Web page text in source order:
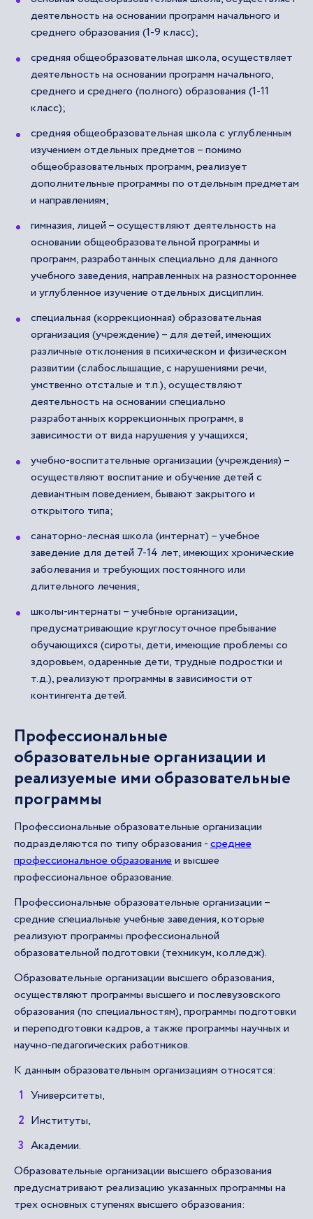
деятельность на основании программ начального и
среднего образования (1-9 класс);
средняя общеобразовательная школа, осуществляет
деятельность на основании программ начального,
среднего и среднего (полного) образования (1-11
класс);
средняя общеобразовательная школа с углубленным
изучением отдельных предметов – помимо
общеобразовательных программ, реализует
дополнительные программы по отдельным предметам
и направлениям;
гимназия, лицей – осуществляют деятельность на
основании общеобразовательной программы и
программ, разработанных специально для данного
учебного заведения, направленных на разностороннее
и углубленное изучение отдельных дисциплин.
специальная (коррекционная) образовательная
организация (учреждение) – для детей, имеющих
различные отклонения в психическом и физическом
развитии (слабослышащие, с нарушениями речи,
умственно отсталые и т.п.), осуществляют
деятельность на основании специально
разработанных коррекционных программ, в
зависимости от вида нарушения у учащихся;
учебно-воспитательные организации (учреждения) –
осуществляют воспитание и обучение детей с
девиантным поведением, бывают закрытого и
открытого типа;
санаторно-лесная школа (интернат) – учебное
заведение для детей 7-14 лет, имеющих хронические
заболевания и требующих постоянного или
длительного лечения;
школы-интернаты – учебные организации,
предусматривающие круглосуточное пребывание
обучающихся (сироты, дети, имеющие проблемы со
здоровьем, одаренные дети, трудные подростки и
т.д.), реализуют программы в зависимости от
контингента детей.
Профессиональные
образовательные организации и
реализуемые ими образовательные
программы
Профессиональные образовательные организации
подразделяются по типу образования -среднее
профессиональное образованиеи высшее
профессиональное образование.
Профессиональные образовательные организации –
средние специальные учебные заведения, которые
реализуют программы профессиональной
образовательной подготовки (техникум, колледж).
Образовательные организации высшего образования,
осуществляют программы высшего и послевузовского
образования (по специальностям), программы подготовки
и переподготовки кадров, а также программы научных и
научно-педагогических работников.
К данным образовательным организациям относятся:
Университеты,
Институты,
Академии.
Образовательные организации высшего образования
предусматривают реализацию указанных программы на
трех основных ступенях высшего образования: